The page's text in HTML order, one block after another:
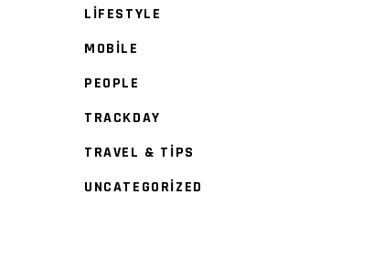
LIFESTYLE
MOBILE
PEOPLE
TRACKDAY
TRAVEL & TIPS
UNCATEGORIZED